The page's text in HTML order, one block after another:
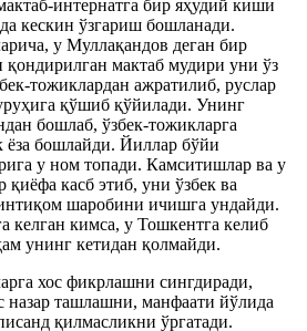
интернатга бир яҳудий киши
кескин ўзгариш бошланади.
у Муллақандов деган бир
мактаб мудири уни ўз
тожиклардан ажратилиб, руслар
қўшиб қўйилади. Унинг
бошлаб, ўзбек-тожикларга
ёза бошлайди. Йиллар бўйи
у ном топади. Камситишлар ва у
қиёфа касб этиб, уни ўзбек ва
шаробини ичишга ундайди.
келган кимса, у Тошкентга келиб
унинг кетидан қолмайди.
хос фикрлашни сингдиради,
назар ташлашни, манфаати йўлида
қилмасликни ўргатади.